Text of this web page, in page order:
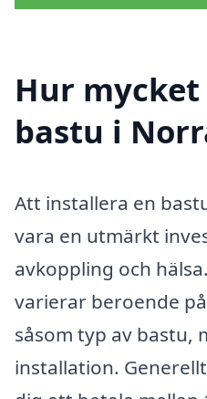
Hur
bastu i
Att installera en
vara en utmärkt
avkoppling och
varierar beroende
såsom typ av bastu,
installation.